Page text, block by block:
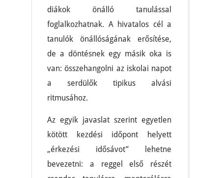
diákok önálló tanulással
foglalkozhatnak. A hivatalos cél a
tanulók önállóságának erősítése,
de a döntésnek egy másik oka is
van: összehangolni az iskolai napot
a serdülők tipikus alvási
ritmusához.
Az egyik javaslat szerint egyetlen
kötött kezdési időpont helyett
„érkezési idősávot” lehetne
bevezetni: a reggel első részét